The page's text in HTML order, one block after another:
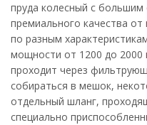
пруда колесный с
премиального качества
по разным
мощности от 1200 до 2000
проходит через
собираться в мешок,
отдельный шланг,
специально